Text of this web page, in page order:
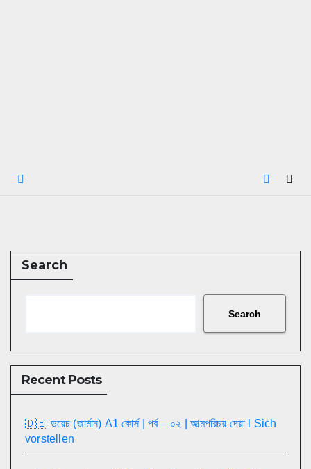
Search
Search
Recent Posts
🇩🇪 ডয়েচ (জার্মান) A1 কোর্স | পর্ব – ০২ | আত্মপরিচয় দেয়া l Sich
vorstellen